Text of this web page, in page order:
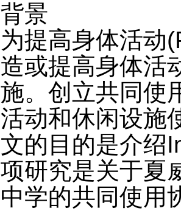
背景
为提高身体活动
造或提高身体活
施。创立共同使
活动和休闲设施
文的目的是介绍
项研究是关于夏
中学的共同使用